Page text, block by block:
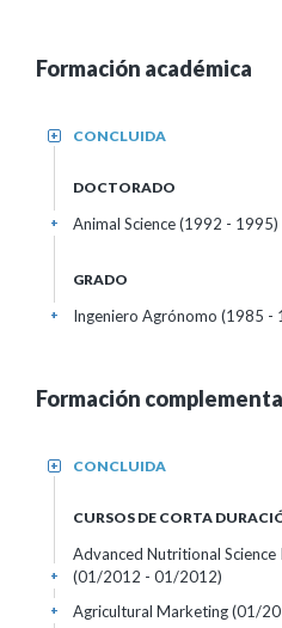
Formación académica
CONCLUIDA
+
DOCTORADO
Animal Science (1992 - 1995)
+
GRADO
Ingeniero Agrónomo (1985 -
+
Formación
CONCLUIDA
+
CURSOS DE CORTA
Advanced Nutritional
(01/2012 - 01/2012)
+
Agricultural Marketing(01/
+